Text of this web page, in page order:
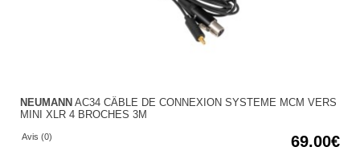
NEUMANN AC34 CÂBLE DE CONNEXION SYSTEME MCM VERS
MINI XLR 4 BROCHES 3M
Avis (0) 69.00